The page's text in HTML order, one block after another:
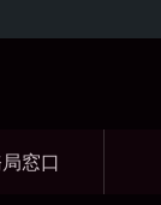
窓口